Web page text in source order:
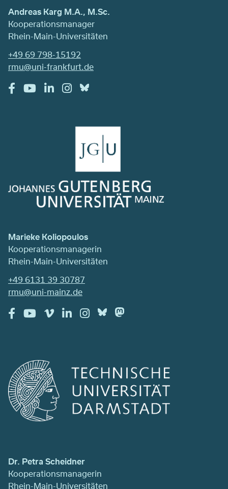
Andreas Karg M.A., M.Sc.
Kooperationsmanager
Rhein-Main-Universitäten
+49 69 798-15192
rmu@uni-frankfurt.de
Marieke Koliopoulos
Kooperationsmanagerin
Rhein-Main-Universitäten
+49 6131 39 30787
rmu@uni-mainz.de
Dr. Petra Scheidner
Kooperationsmanagerin
Rhein-Main-Universitäten